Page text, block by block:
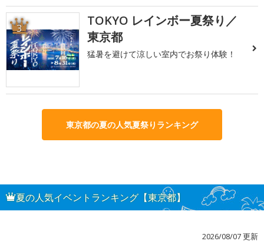
3
TOKYO レインボー夏祭り／
東京都
猛暑を避けて涼しい室内でお祭り体験！
東京都の夏の人気夏祭りランキング
夏の人気イベントランキング【東京都】
2026/08/07 更新